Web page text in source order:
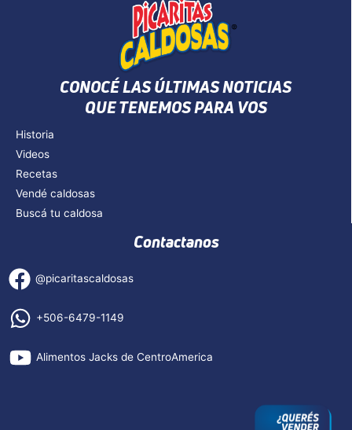
CONOCÉ LAS ÚLTIMAS NOTICIAS
QUE TENEMOS PARA VOS
Historia
Videos
Recetas
Vendé caldosas
Buscá tu caldosa
Contactanos
@picaritascaldosas
+506-6479-1149
Alimentos Jacks de CentroAmerica